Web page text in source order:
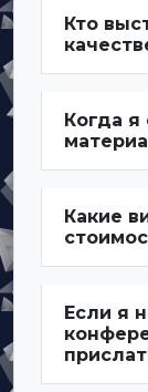
Кто
Когда я
Какие
Если я